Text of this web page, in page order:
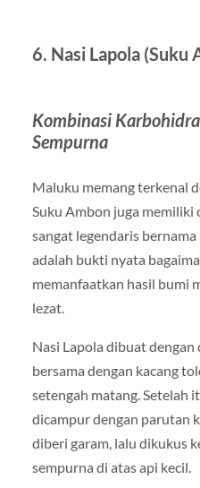
6. Nasi Lapola (Suku
Kombinasi
Sempurna
Maluku memang terkenal
Suku Ambon juga memiliki
sangat legendaris
adalah bukti nyata
memanfaatkan hasil bumi
lezat.
Nasi Lapola dibuat dengan
bersama dengan kacang
setengah matang. Setelah
dicampur dengan parutan
diberi garam, lalu dikukus
sempurna di atas api kecil.